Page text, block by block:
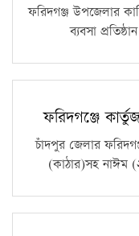
ফরিদগঞ্জ উপজেলার
ব্যবসা
ফরিদগঞ্জে
চাঁদপুর জেলার
(কাঠার)সহ